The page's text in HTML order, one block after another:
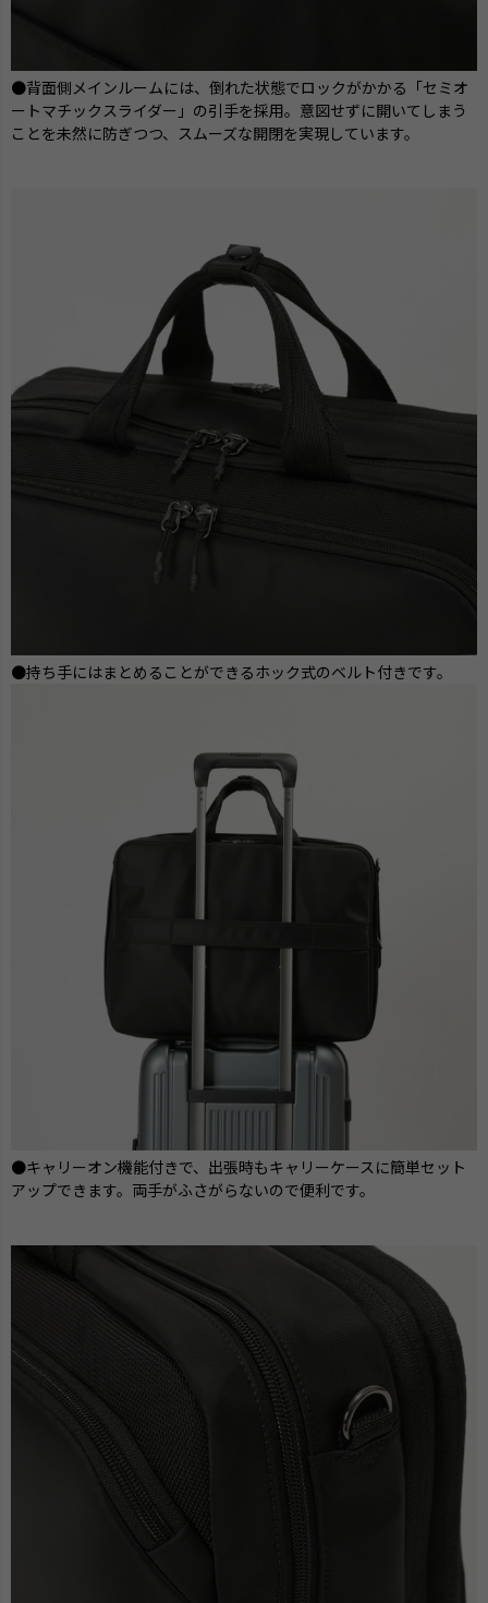
●背面側メインルームには、倒れた状態でロックがかかる「セミオ
ートマチックスライダー」の引手を採用。意図せずに開いてしまう
ことを未然に防ぎつつ、スムーズな開閉を実現しています。
●持ち手にはまとめることができるホック式のベルト付きです。
●キャリーオン機能付きで、出張時もキャリーケースに簡単セット
アップできます。両手がふさがらないので便利です。